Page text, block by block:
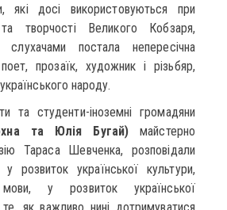
які досі використовуються при
творчості Великого Кобзаря,
слухачами постала непересічна
прозаїк, художник і різьбяр,
народу.
та студенти-іноземні громадяни
та Юлія Бугай) майстерно
Тараса Шевченка, розповідали
розвиток української культури,
у розвиток української